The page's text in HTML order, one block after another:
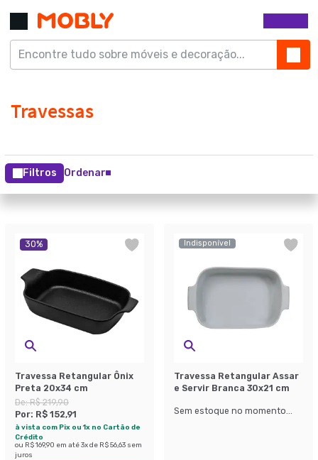
Filtros Ordenar
30%
Travessa Retangular Ônix
Preta 20x34 cm
De:R$ 219,90
Por: R$ 152,91
à vista com Pix ou 1x no Cartão de
Crédito
ou R$ 169,90 em até3x de R$ 56,63 sem
juros
Indisponível
Travessa Retangular Assar
e Servir Branca 30x21 cm
Sem estoque no momento...